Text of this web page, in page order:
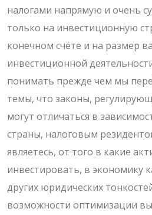
налогами напрямую и очень
только на инвестиционную
конечном счёте и на размер
инвестиционной
понимать прежде чем мы
темы, что законы,
могут отличаться в
страны, налоговым
являетесь, от того в какие
инвестировать, в экономику
других юридических
возможности оптимизации